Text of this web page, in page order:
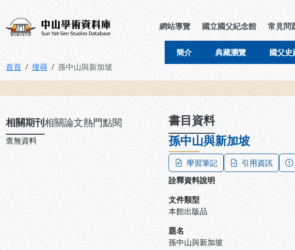
中山學術資料庫 網站導覽 國立國父紀念館 常見問
簡介 典藏瀏覽 國父史
首頁 搜尋 孫中山與新加坡
相關期刊相關論文熱門點閱
查無資料
書目資料
孫中山與新加坡
學習筆記 引用資訊
詮釋資料說明
文件類型
本館出版品
題名
孫中山與新加坡